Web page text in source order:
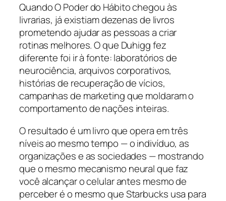
Quando O Poder do Hábito chegou às
livrarias, já existiam dezenas de livros
prometendo ajudar as pessoas a criar
rotinas melhores. O que Duhigg fez
diferente foi ir à fonte: laboratórios de
neurociência, arquivos corporativos,
histórias de recuperação de vícios,
campanhas de marketing que moldaram o
comportamento de nações inteiras.
O resultado é um livro que opera em três
níveis ao mesmo tempo — o indivíduo, as
organizações e as sociedades — mostrando
que o mesmo mecanismo neural que faz
você alcançar o celular antes mesmo de
perceber é o mesmo que Starbucks usa para